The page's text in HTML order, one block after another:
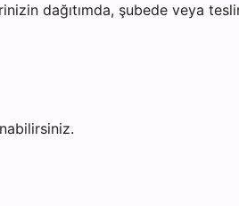
dağıtımda, şubede veya